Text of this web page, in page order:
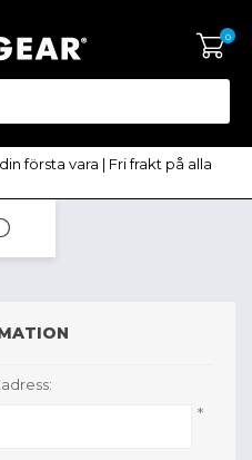
0
första vara | Fri frakt på alla
*